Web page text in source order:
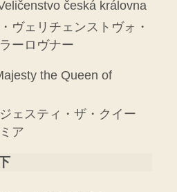
česká královna
ヴェリチェンストヴォ・
ーロヴナー
the Queen of
ェスティ・ザ・クイー
ア